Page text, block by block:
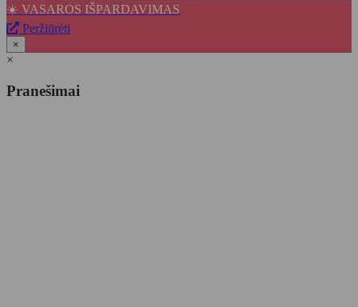
☀️ VASAROS IŠPARDAVIMAS
Peržiūrėti
×
×
Pranešimai